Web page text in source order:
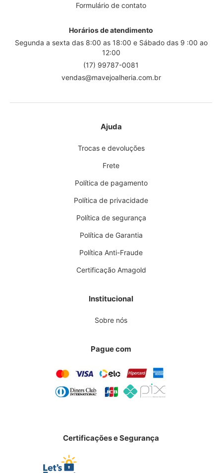
Formulário de contato
Horários de atendimento
Segunda a sexta das 8:00 as 18:00 e Sábado das 9 :00 ao
12:00
(17) 99787-0081
vendas@mavejoalheria.com.br
Ajuda
Trocas e devoluções
Frete
Política de pagamento
Política de privacidade
Política de segurança
Política de Garantia
Política Anti-Fraude
Certificação Amagold
Institucional
Sobre nós
Pague com
Certificações e Segurança